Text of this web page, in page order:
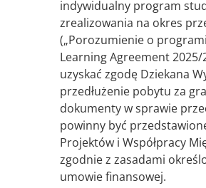
indywidualny program
zrealizowania na okres
(„Porozumienie o
Learning Agreement 2025/
uzyskać zgodę Dziekana
przedłużenie pobytu za
dokumenty w sprawie
powinny być
Projektów i Współpracy
zgodnie z zasadami
umowie finansowej.